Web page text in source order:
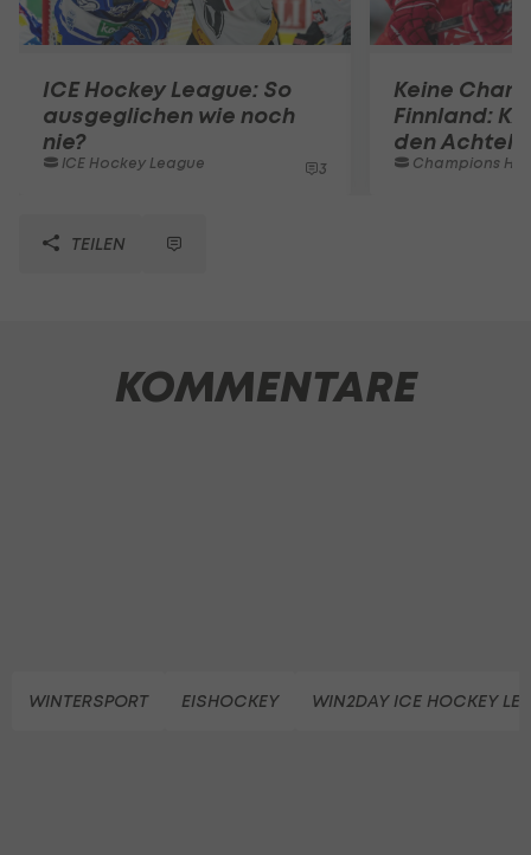
ICE Hockey League: So
ausgeglichen wie noch
nie?
ICE Hockey League 3
Keine
Finnland:
den
Champions Hockey
TEILEN
KOMMENTARE
WINTERSPORT EISHOCKEY WIN2DAY ICE HOCKEY